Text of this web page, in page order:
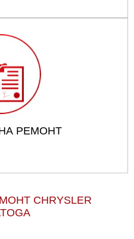
РЕМОНТ
CHRYSLER